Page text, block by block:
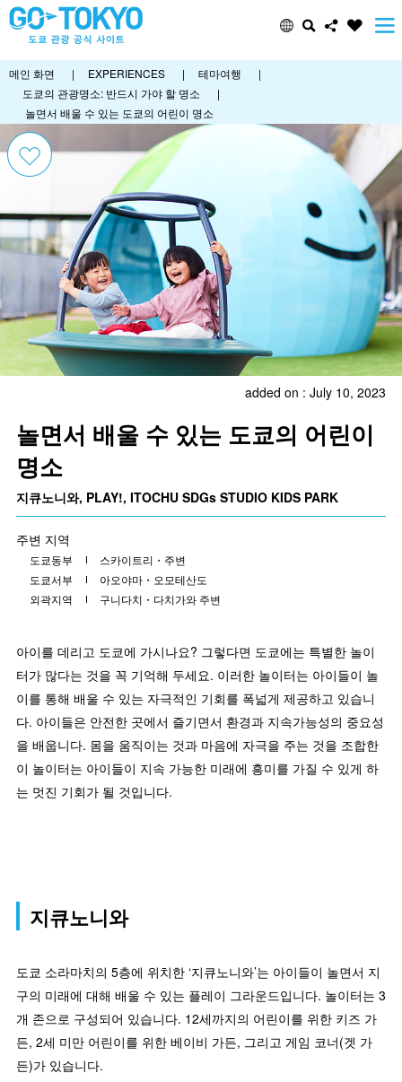
메인 화면 | EXPERIENCES | 테마여행
|
도쿄의 관광명소: 반드시 가야 할 명소
|
놀면서 배울 수 있는 도쿄의 어린이 명소
added on : July 10, 2023
놀면서 배울 수 있는 도쿄의 어린이
명소
지큐노니와, PLAY!, ITOCHU SDGs STUDIO KIDS PARK
주변 지역
도쿄동부
스카이트리・주변
도쿄서부
아오야마・오모테산도
외곽지역
구니다치・다치가와 주변
아이를 데리고 도쿄에 가시나요? 그렇다면 도쿄에는 특별한 놀이
터가 많다는 것을 꼭 기억해 두세요. 이러한 놀이터는 아이들이 놀
이를 통해 배울 수 있는 자극적인 기회를 폭넓게 제공하고 있습니
다. 아이들은 안전한 곳에서 즐기면서 환경과 지속가능성의 중요성
을 배웁니다. 몸을 움직이는 것과 마음에 자극을 주는 것을 조합한
이 놀이터는 아이들이 지속 가능한 미래에 흥미를 가질 수 있게 하
는 멋진 기회가 될 것입니다.
지큐노니와
도쿄 소라마치의 5층에 위치한 ‘지큐노니와’는 아이들이 놀면서 지
구의 미래에 대해 배울 수 있는 플레이 그라운드입니다. 놀이터는 3
개 존으로 구성되어 있습니다. 12세까지의 어린이를 위한 키즈 가
든, 2세 미만 어린이를 위한 베이비 가든, 그리고 게임 코너(겟 가
든)가 있습니다.